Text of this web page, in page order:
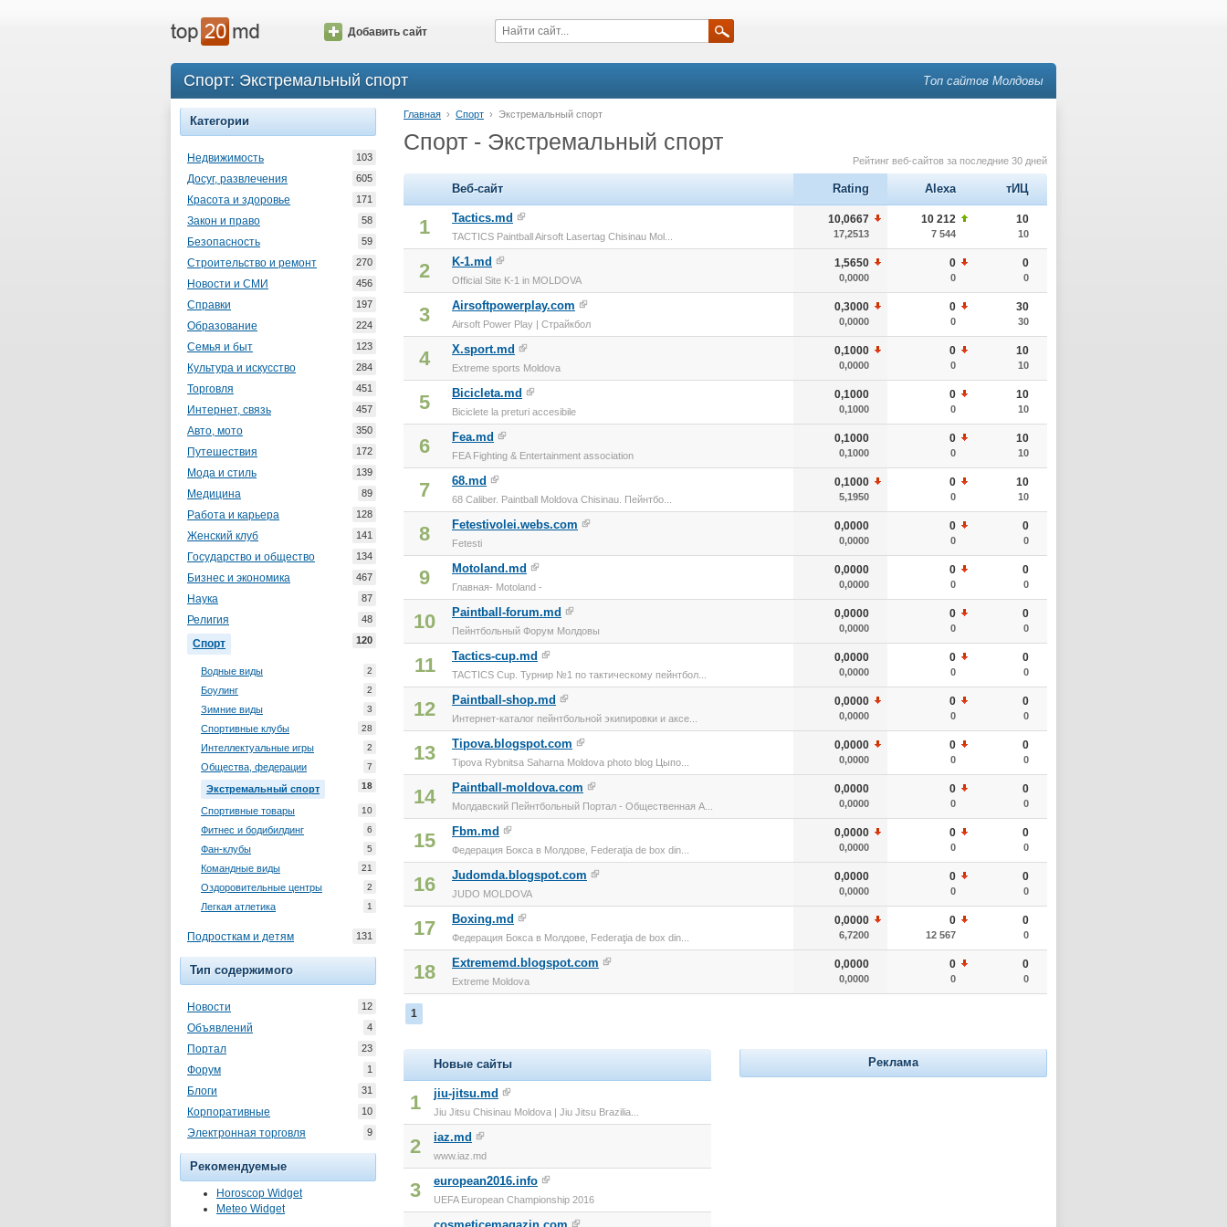
Добавить сайт
Спорт: Экстремальный спорт Топ сайтов Молдовы
Категории
Недвижимость 103
Досуг, развлечения 605
Красота и здоровье 171
Закон и право 58
Безопасность 59
Строительство и ремонт 270
Новости и СМИ 456
Справки 197
Образование 224
Семья и быт 123
Культура и искусство 284
Торговля 451
Интернет, связь 457
Авто, мото 350
Путешествия 172
Мода и стиль 139
Медицина 89
Работа и карьера 128
Женский клуб 141
Государство и общество 134
Бизнес и экономика 467
Наука 87
Религия 48
Спорт 120
Водные виды 2
Боулинг 2
Зимние виды 3
Спортивные клубы 28
Интеллектуальные игры 2
Общества, федерации 7
Экстремальный спорт 18
Спортивные товары 10
Фитнес и бодибилдинг 6
Фан-клубы 5
Командные виды 21
Оздоровительные центры 2
Легкая атлетика 1
Подросткам и детям 131
Тип содержимого
Новости 12
Объявлений 4
Портал 23
Форум 1
Блоги 31
Корпоративные 10
Электронная торговля 9
Рекомендуемые
Horoscop Widget
Meteo Widget
Главная › Спорт › Экстремальный спорт
Спорт - Экстремальный спорт
Рейтинг веб-сайтов за последние 30 дней
Веб-сайт Rating Alexa тИЦ
1 Tactics.md
TACTICS Paintball Airsoft Lasertag Chisinau Mol...
10,0667
17,2513
10 212
7 544
10
10
2 K-1.md
Official Site K-1 in MOLDOVA
1,5650
0,0000
0
0
0
0
3 Airsoftpowerplay.com
Airsoft Power Play | Страйкбол
0,3000
0,0000
0
0
30
30
4 X.sport.md
Extreme sports Moldova
0,1000
0,0000
0
0
10
10
5 Bicicleta.md
Biciclete la preturi accesibile
0,1000
0,1000
0
0
10
10
6 Fea.md
FEA Fighting & Entertainment association
0,1000
0,1000
0
0
10
10
7 68.md
68 Caliber. Paintball Moldova Chisinau. Пейнтбо...
0,1000
5,1950
0
0
10
10
8 Fetestivolei.webs.com
Fetesti
0,0000
0,0000
0
0
0
0
9 Motoland.md
Главная- Motoland -
0,0000
0,0000
0
0
0
0
10 Paintball-forum.md
Пейнтбольный Форум Молдовы
0,0000
0,0000
0
0
0
0
11 Tactics-cup.md
TACTICS Cup. Турнир №1 по тактическому пейнтбол...
0,0000
0,0000
0
0
0
0
12 Paintball-shop.md
Интернет-каталог пейнтбольной экипировки и аксе...
0,0000
0,0000
0
0
0
0
13 Tipova.blogspot.com
Tipova Rybnitsa Saharna Moldova photo blog Цыпо...
0,0000
0,0000
0
0
0
0
14 Paintball-moldova.com
Молдавский Пейнтбольный Портал - Общественная А...
0,0000
0,0000
0
0
0
0
15 Fbm.md
Федерация Бокса в Молдове, Federaţia de box din...
0,0000
0,0000
0
0
0
0
16 Judomda.blogspot.com
JUDO MOLDOVA
0,0000
0,0000
0
0
0
0
17 Boxing.md
Федерация Бокса в Молдове, Federaţia de box din...
0,0000
6,7200
0
12 567
0
0
18 Extrememd.blogspot.com
Extreme Moldova
0,0000
0,0000
0
0
0
0
1
Новые сайты
1 jiu-jitsu.md
Jiu Jitsu Chisinau Moldova | Jiu Jitsu Brazilia...
2 iaz.md
www.iaz.md
3 european2016.info
UEFA European Championship 2016
cosmeticemagazin.com
Реклама